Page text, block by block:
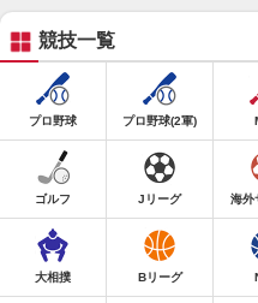
競技一覧
プロ野球 プロ野球(2軍)
ゴルフ Jリーグ 海外
大相撲 Bリーグ